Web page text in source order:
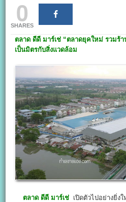
0
SHARES
ตลาด ดีดี มาร์เช่ “ตลาดยุคใหม่ รวมร้
เป็นมิตรกับสิ่งแวดล้อม
ตลาด ดีดี มาร์เช่ เปิดตัวไปอย่างยิ่